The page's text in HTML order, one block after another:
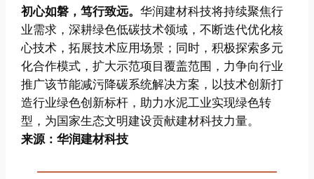
初心如磐，笃行致远。华润建材科技将持续聚焦行
业需求，深耕绿色低碳技术领域，不断迭代优化核
心技术，拓展技术应用场景；同时，积极探索多元
化合作模式，扩大示范项目覆盖范围，力争向行业
推广该节能减污降碳系统解决方案，以技术创新打
造行业绿色创新标杆，助力水泥工业实现绿色转
型，为国家生态文明建设贡献建材科技力量。
来源：华润建材科技